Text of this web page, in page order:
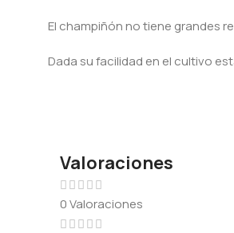
El champiñón no tiene grandes
Dada su facilidad en el cultivo
Valoraciones
0 Valoraciones